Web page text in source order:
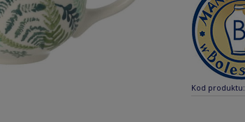
Kod produktu: